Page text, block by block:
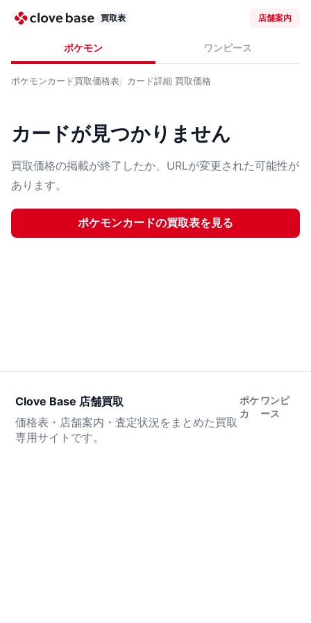
買取表 店舗案内
ポケモン ワンピース
ポケモンカード買取価格表 カード詳細 買取価格
カードが見つかりません
買取価格の掲載が終了したか、URLが変更された可能性が
あります。
ポケモンカードの買取表を見る
Clove Base 店舗買取
価格表・店舗案内・査定状況をまとめた買取
専用サイトです。
ポケ
カ
ワンピ
ース